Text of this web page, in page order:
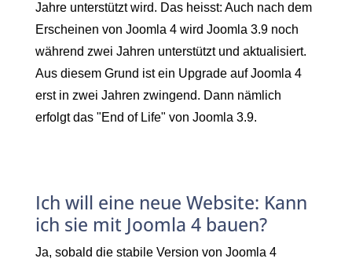
Jahre unterstützt wird. Das heisst: Auch nach dem
Erscheinen von Joomla 4 wird Joomla 3.9 noch
während zwei Jahren unterstützt und aktualisiert.
Aus diesem Grund ist ein Upgrade auf Joomla 4
erst in zwei Jahren zwingend. Dann nämlich
erfolgt das "End of Life" von Joomla 3.9.
Ich will eine neue Website: Kann
ich sie mit Joomla 4 bauen?
Ja, sobald die stabile Version von Joomla 4